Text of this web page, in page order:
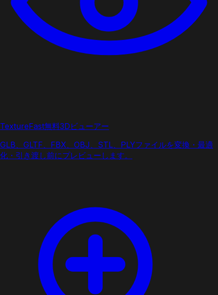
TextureFast無料3Dビューアー
GLB、GLTF、FBX、OBJ、STL、PLYファイルを変換・最適
化・引き渡し前にプレビューします。